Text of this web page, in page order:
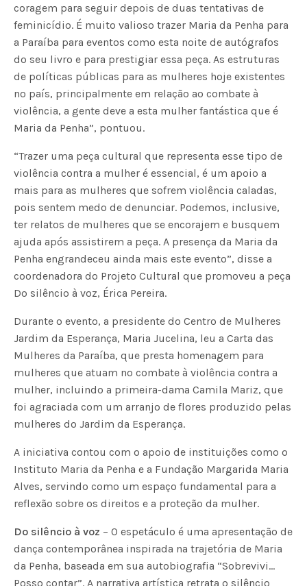
coragem para seguir depois de duas tentativas de
feminicídio. É muito valioso trazer Maria da Penha para
a Paraíba para eventos como esta noite de autógrafos
do seu livro e para prestigiar essa peça. As estruturas
de políticas públicas para as mulheres hoje existentes
no país, principalmente em relação ao combate à
violência, a gente deve a esta mulher fantástica que é
Maria da Penha”, pontuou.
“Trazer uma peça cultural que representa esse tipo de
violência contra a mulher é essencial, é um apoio a
mais para as mulheres que sofrem violência caladas,
pois sentem medo de denunciar. Podemos, inclusive,
ter relatos de mulheres que se encorajem e busquem
ajuda após assistirem a peça. A presença da Maria da
Penha engrandeceu ainda mais este evento”, disse a
coordenadora do Projeto Cultural que promoveu a peça
Do silêncio à voz, Érica Pereira.
Durante o evento, a presidente do Centro de Mulheres
Jardim da Esperança, Maria Jucelina, leu a Carta das
Mulheres da Paraíba, que presta homenagem para
mulheres que atuam no combate à violência contra a
mulher, incluindo a primeira-dama Camila Mariz, que
foi agraciada com um arranjo de flores produzido pelas
mulheres do Jardim da Esperança.
A iniciativa contou com o apoio de instituições como o
Instituto Maria da Penha e a Fundação Margarida Maria
Alves, servindo como um espaço fundamental para a
reflexão sobre os direitos e a proteção da mulher.
Do silêncio à voz – O espetáculo é uma apresentação de
dança contemporânea inspirada na trajetória de Maria
da Penha, baseada em sua autobiografia “Sobrevivi…
Posso contar”. A narrativa artística retrata o silêncio